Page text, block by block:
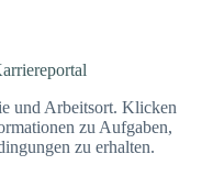
und Arbeitsort. Klicken
zu Aufgaben,
zu erhalten.